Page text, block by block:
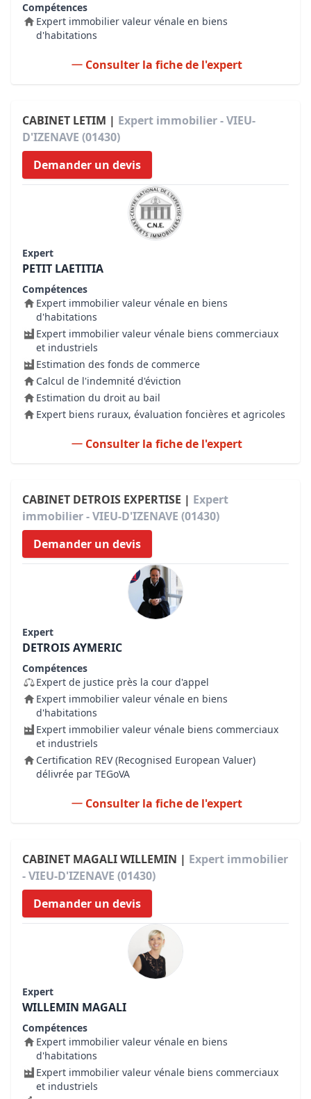
Compétences
Expert immobilier valeur vénale en biens
d'habitations
Consulter la fiche de l'expert
CABINET LETIM | Expert immobilier - VIEU-
D'IZENAVE (01430)
Demander un devis
Expert
PETIT LAETITIA
Compétences
Expert immobilier valeur vénale en biens
d'habitations
Expert immobilier valeur vénale biens commerciaux
et industriels
Estimation des fonds de commerce
Calcul de l'indemnité d'éviction
Estimation du droit au bail
Expert biens ruraux, évaluation foncières et agricoles
Consulter la fiche de l'expert
CABINET DETROIS EXPERTISE | Expert
immobilier - VIEU-D'IZENAVE (01430)
Demander un devis
Expert
DETROIS AYMERIC
Compétences
Expert de justice près la cour d'appel
Expert immobilier valeur vénale en biens
d'habitations
Expert immobilier valeur vénale biens commerciaux
et industriels
Certification REV (Recognised European Valuer)
délivrée par TEGoVA
Consulter la fiche de l'expert
CABINET MAGALI WILLEMIN | Expert immobilier
- VIEU-D'IZENAVE (01430)
Demander un devis
Expert
WILLEMIN MAGALI
Compétences
Expert immobilier valeur vénale en biens
d'habitations
Expert immobilier valeur vénale biens commerciaux
et industriels